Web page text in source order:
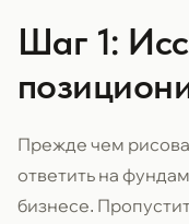
Шаг 1:
Прежде чем
ответить на
бизнесе.